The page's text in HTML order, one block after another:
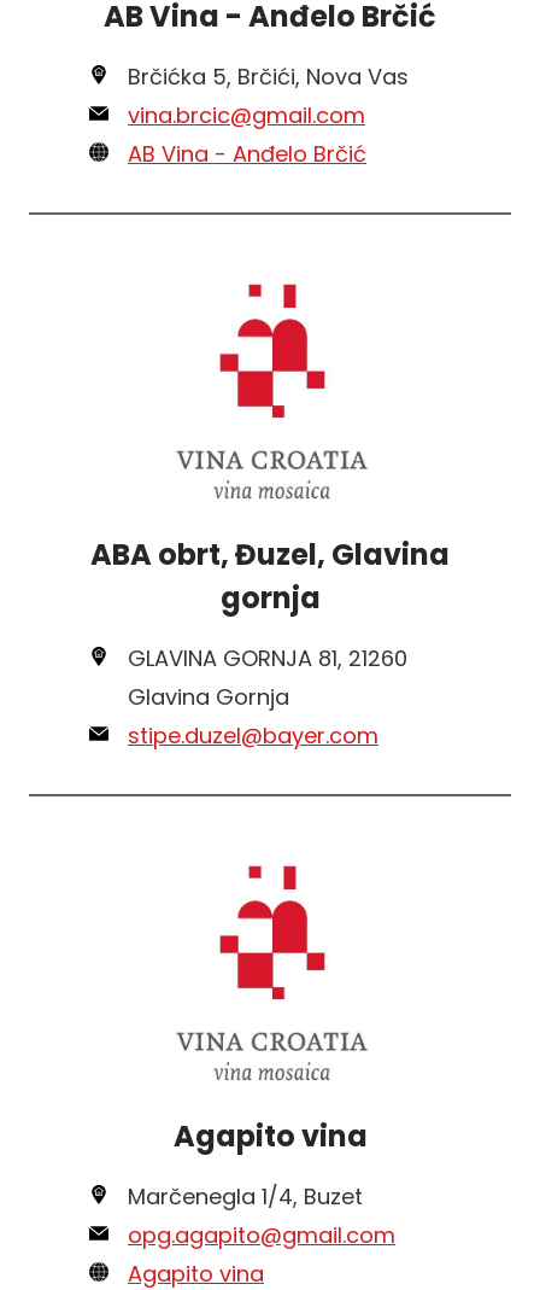
AB Vina - Anđelo Brčić
Brčićka 5, Brčići, Nova Vas
vina.brcic@gmail.com
AB Vina - Anđelo Brčić
ABA obrt, Đuzel, Glavina
gornja
GLAVINA GORNJA 81, 21260
Glavina Gornja
stipe.duzel@bayer.com
Agapito vina
Marčenegla 1/4, Buzet
opg.agapito@gmail.com
Agapito vina